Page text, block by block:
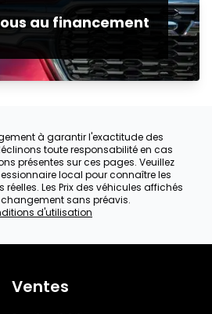
au financement
à garantir l'exactitude des
toute responsabilité en cas
présentes sur ces pages. Veuillez
local pour connaître les
Les Prix des véhicules affichés
sans préavis.
d'utilisation
Ventes